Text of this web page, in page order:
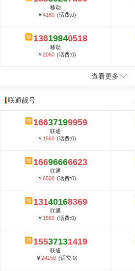
移动
￥4160 (话费:0)
13619840518
移动
￥2060 (话费:0)
查看更多
联通靓号
16637199959
联通
￥ 1660 (话费:0)
16696666623
联通
￥6500 (话费:0)
13140168369
联通
￥ 1560 (话费:0)
15537131419
联通
￥24150 (话费:0)